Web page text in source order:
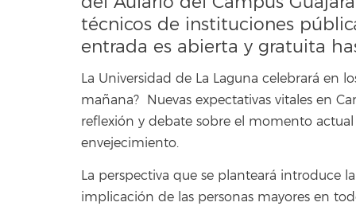
técnicos de instituciones
entrada es abierta y gratuita
La Universidad de La Laguna celebrará en
mañana? Nuevas expectativas vitales en
reflexión y debate sobre el momento
envejecimiento.
La perspectiva que se planteará introduce
implicación de las personas mayores en